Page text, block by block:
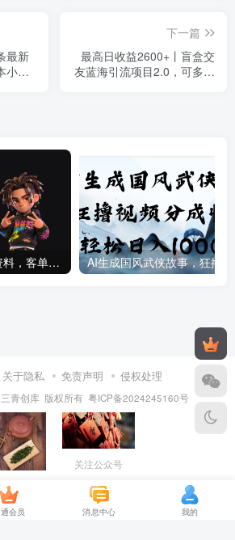
最新
小白
下一篇
最高日收益2600+丨盲盒交
友蓝海引流项目2.0，可多账
小红书卖英语考研资料，客单价9.9，250天卖了16w!
关于隐私 免责声明 侵权处理
青创库 版权所有 粤ICP备2024245160号
片，打开
一扫添加
关注公众号
会员 消息中心 我的